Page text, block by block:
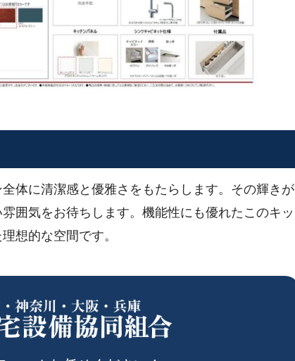
体に清潔感と優雅さをもたらします。その輝きが
囲気をお待ちします。機能性にも優れたこのキッ
想的な空間です。